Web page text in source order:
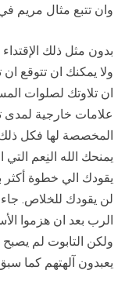
وان تتبع مثال مريم
بدون مثل ذلك
ولا يمكنك ان تتوقع
ان تلاوتك لصلوات
علامات خارجية لمدى
المخصصة لها فكل
يمنحك الله النِعم
يقودك الي خطوة أكثر
لن يقودك للخلاص.
الرب بعد ان هزموا
ولكن التابوت لم يصبح
يعبدون آلهتهم كما